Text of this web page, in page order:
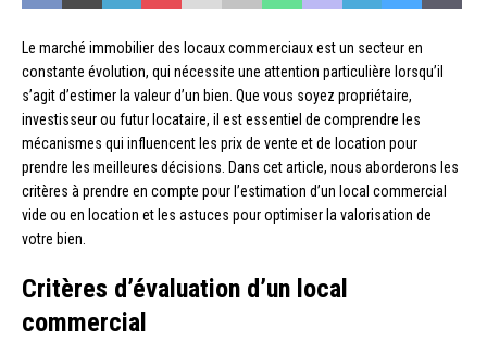
Le marché immobilier des locaux commerciaux est un secteur en
constante évolution, qui nécessite une attention particulière lorsqu’il
s’agit d’estimer la valeur d’un bien. Que vous soyez propriétaire,
investisseur ou futur locataire, il est essentiel de comprendre les
mécanismes qui influencent les prix de vente et de location pour
prendre les meilleures décisions. Dans cet article, nous aborderons les
critères à prendre en compte pour l’estimation d’un local commercial
vide ou en location et les astuces pour optimiser la valorisation de
votre bien.
Critères d’évaluation d’un local
commercial